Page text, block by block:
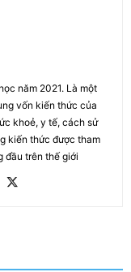
năm 2021. Là một
vốn kiến thức của
khoẻ, y tế, cách sử
kiến thức được tham
đầu trên thế giới